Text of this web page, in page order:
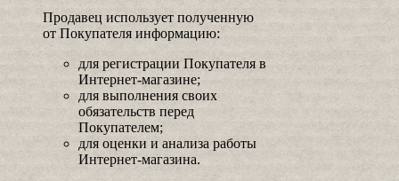
Продавец использует полученную
от Покупателя информацию:
для регистрации Покупателя в
Интернет-магазине;
для выполнения своих
обязательств перед
Покупателем;
для оценки и анализа работы
Интернет-магазина.